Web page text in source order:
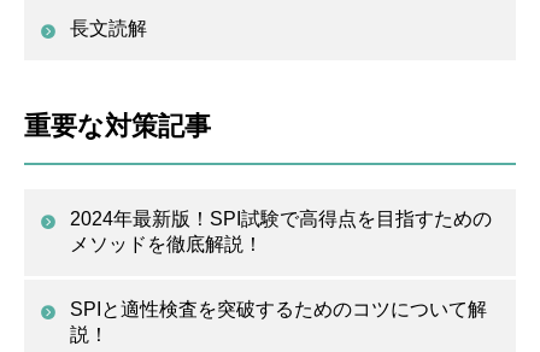
長文読解
重要な対策記事
2024年最新版！SPI試験で高得点を目指すための
メソッドを徹底解説！
SPIと適性検査を突破するためのコツについて解
説！